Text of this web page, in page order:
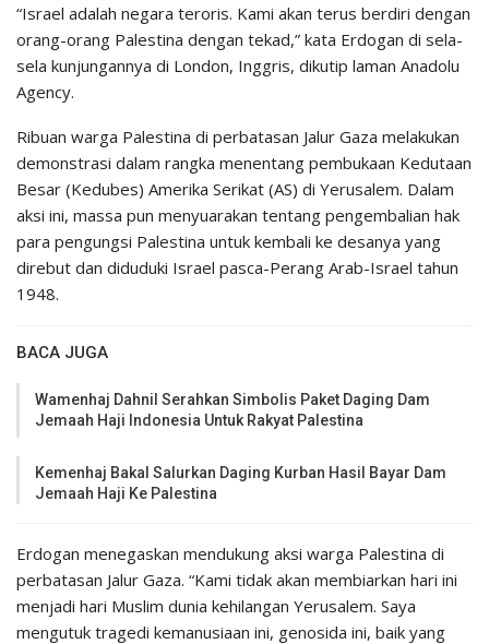
“Israel adalah negara teroris. Kami akan terus berdiri dengan
orang-orang Palestina dengan tekad,” kata Erdogan di sela-
sela kunjungannya di London, Inggris, dikutip laman Anadolu
Agency.
Ribuan warga Palestina di perbatasan Jalur Gaza melakukan
demonstrasi dalam rangka menentang pembukaan Kedutaan
Besar (Kedubes) Amerika Serikat (AS) di Yerusalem. Dalam
aksi ini, massa pun menyuarakan tentang pengembalian hak
para pengungsi Palestina untuk kembali ke desanya yang
direbut dan diduduki Israel pasca-Perang Arab-Israel tahun
1948.
BACA JUGA
Wamenhaj Dahnil Serahkan Simbolis Paket Daging Dam
Jemaah Haji Indonesia Untuk Rakyat Palestina
Kemenhaj Bakal Salurkan Daging Kurban Hasil Bayar Dam
Jemaah Haji Ke Palestina
Erdogan menegaskan mendukung aksi warga Palestina di
perbatasan Jalur Gaza. “Kami tidak akan membiarkan hari ini
menjadi hari Muslim dunia kehilangan Yerusalem. Saya
mengutuk tragedi kemanusiaan ini, genosida ini, baik yang